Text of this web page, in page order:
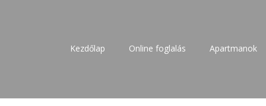
– kiadó szállás 27 főre
Kezdőlap Online foglalás Apartmanok